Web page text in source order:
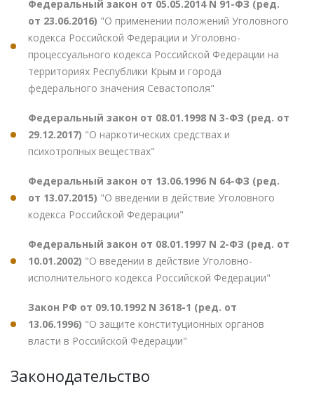
Федеральный закон от 05.05.2014 N 91-ФЗ (ред.
от 23.06.2016) "О применении положений Уголовного
кодекса Российской Федерации и Уголовно-
процессуального кодекса Российской Федерации на
территориях Республики Крым и города
федерального значения Севастополя"
Федеральный закон от 08.01.1998 N 3-ФЗ (ред. от
29.12.2017) "О наркотических средствах и
психотропных веществах"
Федеральный закон от 13.06.1996 N 64-ФЗ (ред.
от 13.07.2015) "О введении в действие Уголовного
кодекса Российской Федерации"
Федеральный закон от 08.01.1997 N 2-ФЗ (ред. от
10.01.2002) "О введении в действие Уголовно-
исполнительного кодекса Российской Федерации"
Закон РФ от 09.10.1992 N 3618-1 (ред. от
13.06.1996) "О защите конституционных органов
власти в Российской Федерации"
Законодательство